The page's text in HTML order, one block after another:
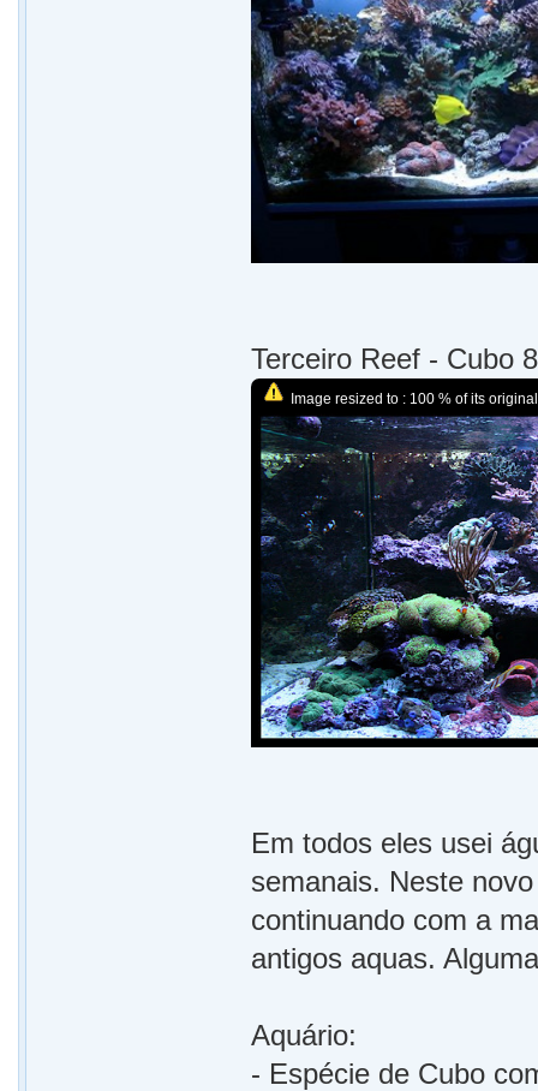
Terceiro Reef - Cubo
Image resized to : 100 % of its
Em todos eles usei
semanais. Neste
continuando com a
antigos aquas.
Aquário:
- Espécie de Cubo